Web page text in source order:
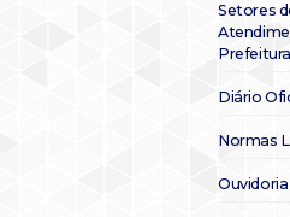
Setores
Prefeitura
Diário
Normas
Ouvidoria